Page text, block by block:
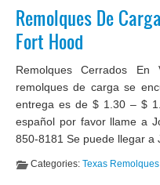
Remolques De
Fort Hood
Remolques Cerrados
remolques de carga se
entrega es de $ 1.30 – $
español por favor llame a
850-8181 Se puede llegar a
Categories: Texas